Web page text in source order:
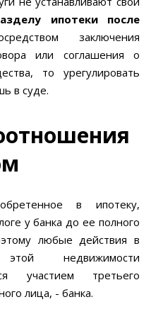
ипотеки после
заключения
или соглашения о
то урегулировать
в суде.
в ипотеку,
у банка до ее полного
любые действия в
недвижимости
участием третьего
лица, - банка.